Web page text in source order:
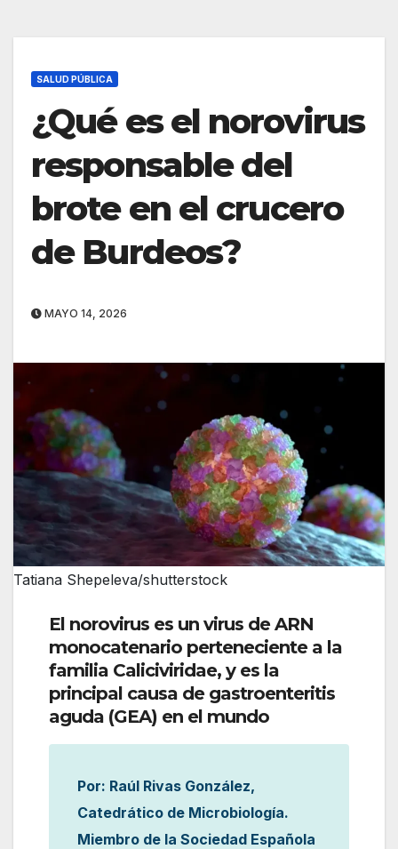
SALUD PÚBLICA
¿Qué es el norovirus
responsable del
brote en el crucero
de Burdeos?
MAYO 14, 2026
Tatiana Shepeleva/shutterstock
El norovirus es un virus de ARN
monocatenario perteneciente a la
familia Caliciviridae, y es la
principal causa de gastroenteritis
aguda (GEA) en el mundo
Por: Raúl Rivas González,
Catedrático de Microbiología.
Miembro de la Sociedad Española